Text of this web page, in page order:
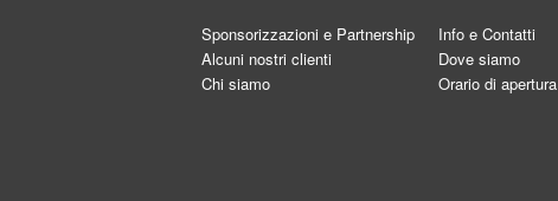
Sponsorizzazioni e Partnership
Alcuni nostri clienti
Chi siamo
Info e Contatti
Dove siamo
Orario di apertura